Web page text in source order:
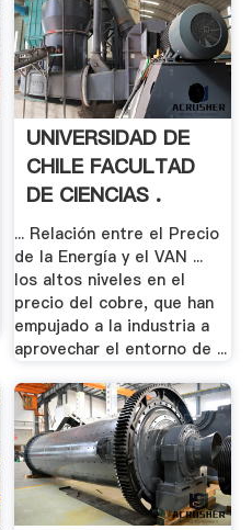
UNIVERSIDAD DE
CHILE FACULTAD
DE CIENCIAS .
... Relación entre el Precio
de la Energía y el VAN ...
los altos niveles en el
precio del cobre, que han
empujado a la industria a
aprovechar el entorno de ...